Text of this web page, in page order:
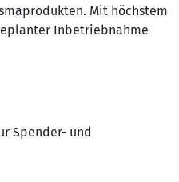
Mit höchstem
Inbetriebnahme
Spender- und